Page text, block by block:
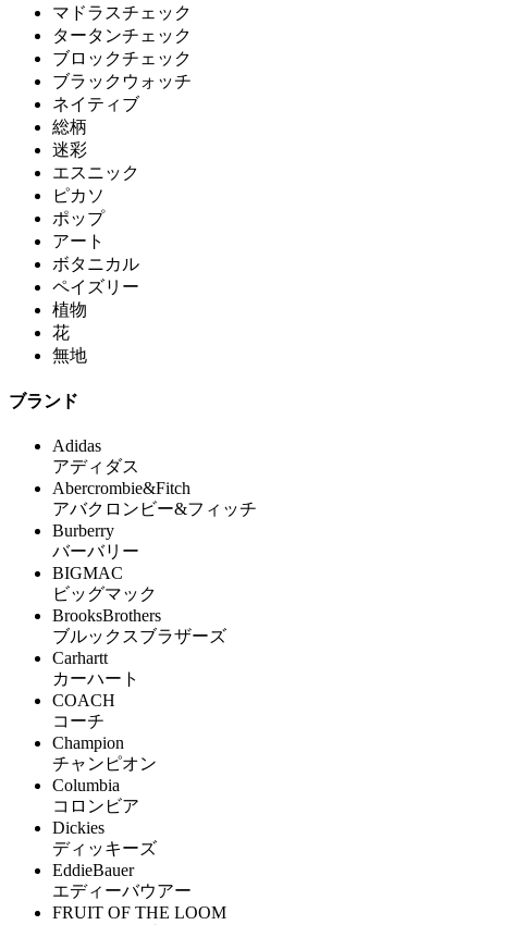
マドラスチェック
タータンチェック
ブロックチェック
ブラックウォッチ
ネイティブ
総柄
迷彩
エスニック
ピカソ
ポップ
アート
ボタニカル
ペイズリー
植物
花
無地
ブランド
Adidas
アディダス
Abercrombie&Fitch
アバクロンビー&フィッチ
Burberry
バーバリー
BIGMAC
ビッグマック
BrooksBrothers
ブルックスブラザーズ
Carhartt
カーハート
COACH
コーチ
Champion
チャンピオン
Columbia
コロンビア
Dickies
ディッキーズ
EddieBauer
エディーバウアー
FRUIT OF THE LOOM